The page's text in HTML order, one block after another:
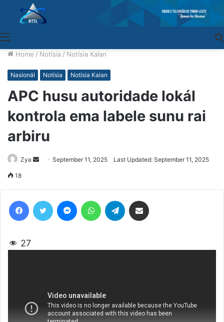
Home / Notísia / Notísia Kalan
Nasionál Notísia Notísia Kalan
APC husu autoridade lokál
kontrola ema labele sunu rai
arbiru
Zya
SendSeptember 11, 2025 Last Updated: September 11, 2025
18
27